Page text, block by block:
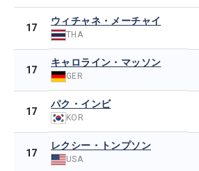
17
ウィチャネ・メーチャイ
THA
17
キャロライン・マッソン
GER
17
パク・インビ
KOR
17
レクシー・トンプソン
USA